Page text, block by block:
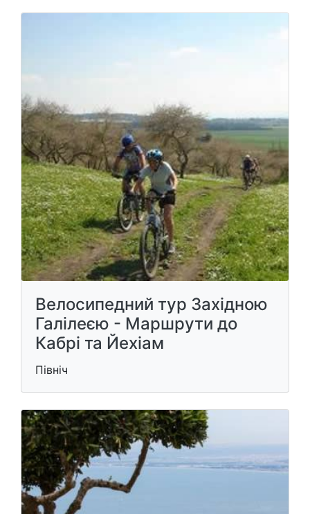
Велосипедний тур Західною
Галілеєю - Маршрути до
Кабрі та Йехіам
Північ